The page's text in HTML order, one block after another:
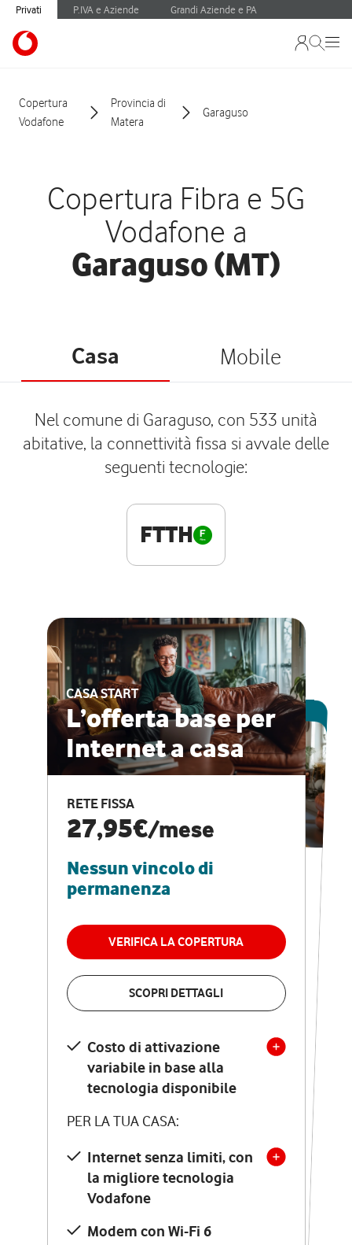
Privati P.IVA e Aziende Grandi Aziende e PA
Copertura
Vodafone
Provincia di
Matera
Garaguso
Copertura Fibra e 5G
Vodafone a
Garaguso (MT)
Casa Mobile
Nel comune di Garaguso, con 533 unità
abitative, la connettività fissa si avvale delle
seguenti tecnologie:
FTTH
CASA START
L’offerta base per
Internet a casa
RETE FISSA
27,95€/mese
Nessun vincolo di
permanenza
VERIFICA LA COPERTURA
SCOPRI DETTAGLI
Costo di attivazione
variabile in base alla
tecnologia disponibile
PER LA TUA CASA:
Internet senza limiti, con
la migliore tecnologia
Vodafone
Modem con Wi-Fi 6
ESCLUSIVA ONLINE
CASA PRO
Internet veloce e
vantaggi speciali
RETE FISSA + VODAFONE CLUB
29,95€
permanenza
VERIFICA LA COPERTURA
Costo di attivazione
variabile in base alla
tecnologia disponibile
PER LA TUA CASA:
Internet senza limiti, con
la migliore tecnologia
Vodafone
Modem Seven con Wi-Fi 7
Chiamate illimitate verso
numeri fissi e mobili